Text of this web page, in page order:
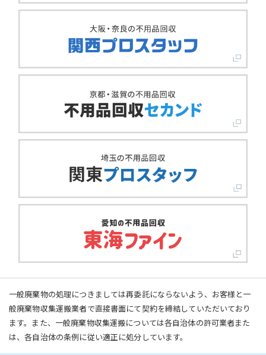
一般廃棄物の処理につきましては再委託にならないよう、お客様と一
般廃棄物収集運搬業者で直接書面にて契約を締結していただいており
ます。また、一般廃棄物収集運搬については各自治体の許可業者また
は、各自治体の条例に従い適正に処分しています。